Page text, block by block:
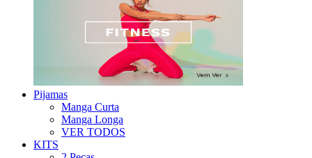
Pijamas
Manga Curta
Manga Longa
VER TODOS
KITS